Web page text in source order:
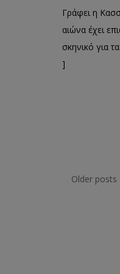
Γράφει η
αιώνα έχει
σκηνικό για
]
Older posts